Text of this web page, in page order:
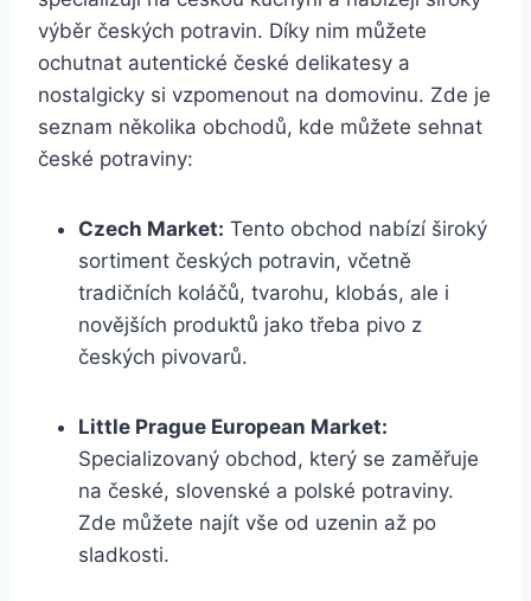
výběr českých potravin. Díky nim můžete
ochutnat autentické české delikatesy a
nostalgicky si vzpomenout na domovinu. Zde je
seznam několika obchodů, kde můžete sehnat
české potraviny:
Czech Market: Tento obchod nabízí široký
sortiment českých potravin, včetně
tradičních koláčů, tvarohu, klobás, ale i
novějších produktů jako třeba pivo z
českých pivovarů.
Little Prague European Market:
Specializovaný obchod, který se zaměřuje
na české, slovenské a polské potraviny.
Zde můžete najít vše od uzenin až po
sladkosti.